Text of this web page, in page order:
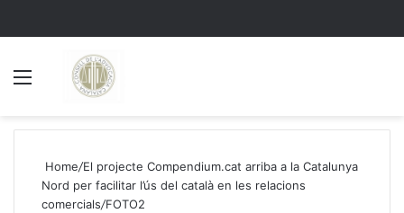
Home/El projecte Compendium.cat arriba a la Catalunya
Nord per facilitar l’ús del català en les relacions
comercials/FOTO2